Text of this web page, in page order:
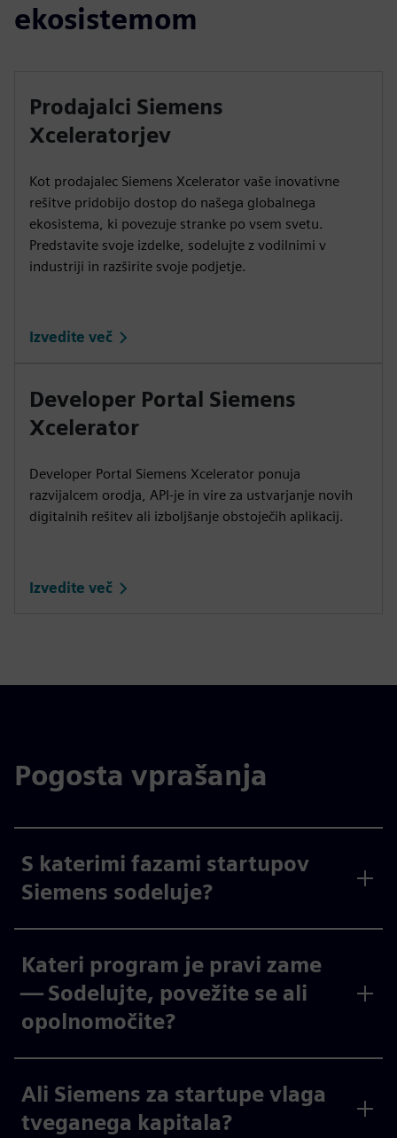
ekosistemom
Prodajalci Siemens
Xceleratorjev
Kot prodajalec Siemens Xcelerator vaše inovativne
rešitve pridobijo dostop do našega globalnega
ekosistema, ki povezuje stranke po vsem svetu.
Predstavite svoje izdelke, sodelujte z vodilnimi v
industriji in razširite svoje podjetje.
Izvedite več
Developer Portal Siemens
Xcelerator
Developer Portal Siemens Xcelerator ponuja
razvijalcem orodja, API-je in vire za ustvarjanje novih
digitalnih rešitev ali izboljšanje obstoječih aplikacij.
Izvedite več
Pogosta vprašanja
S katerimi fazami startupov
Siemens sodeluje?
Kateri program je pravi zame
— Sodelujte, povežite se ali
opolnomočite?
Ali Siemens za startupe vlaga
tveganega kapitala?